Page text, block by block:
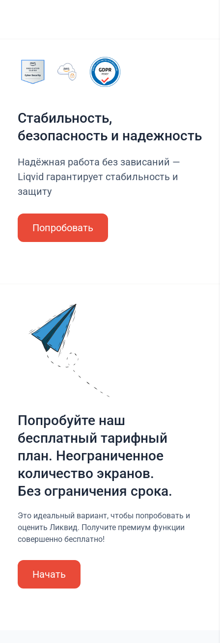
Стабильность,
безопасность и надежность
Надёжная работа без зависаний —
Liqvid гарантирует стабильность и
защиту
Попробовать
Попробуйте наш
бесплатный тарифный
план. Неограниченное
количество экранов.
Без ограничения срока.
Это идеальный вариант, чтобы попробовать и
оценить Ликвид. Получите премиум функции
совершенно бесплатно!
Начать